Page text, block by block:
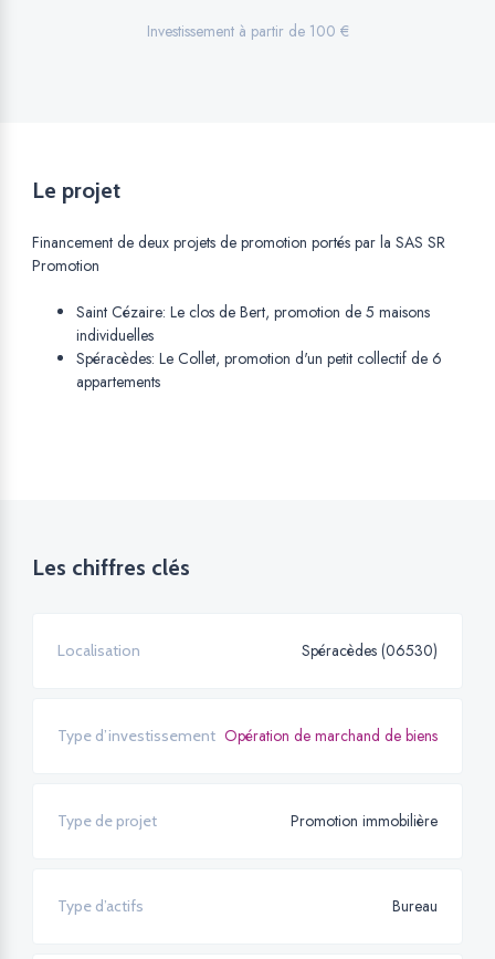
Investissement à partir de 100 €
Le projet
Financement de deux projets de promotion portés par la SAS SR
Promotion
Saint Cézaire: Le clos de Bert, promotion de 5 maisons
individuelles
Spéracèdes: Le Collet, promotion d'un petit collectif de 6
appartements
Les chiffres clés
Localisation Spéracèdes (06530)
Type d’investissement Opération de marchand de biens
Type de projet Promotion immobilière
Type d’actifs Bureau